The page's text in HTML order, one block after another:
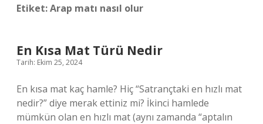
Etiket:Arap matı nasıl olur
En Kısa Mat Türü Nedir
Tarih: Ekim 25, 2024
En kısa mat kaç hamle? Hiç “Satrançtaki en hızlı mat
nedir?” diye merak ettiniz mi? İkinci hamlede
mümkün olan en hızlı mat (aynı zamanda “aptalın